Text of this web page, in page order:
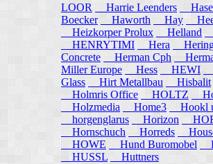
LOOR
Harrie Leenders
Boecker
Haworth Hay
Heizkorper Prolux
Helland
HENRYTIMI
Hera
Hering
Concrete
Herman Cph
Miller Europe
Hess HEWI
Glass
Hirt Metallbau Hisbalit
Holmris Office
HOLTZ
Holzmedia
Home3
Hookl
horgenglarus
Horizon
Hornschuch
Horreds
HOWE
Hund Buromobel
HUSSL
Huttners